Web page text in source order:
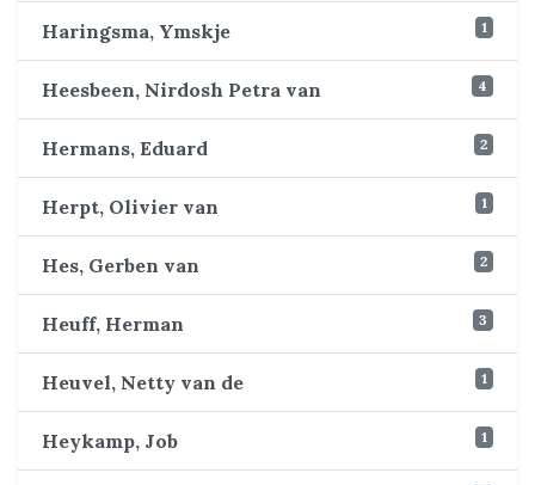
Haringsma, Ymskje 1
Heesbeen, Nirdosh Petra van 4
Hermans, Eduard 2
Herpt, Olivier van 1
Hes, Gerben van 2
Heuff, Herman 3
Heuvel, Netty van de 1
Heykamp, Job 1